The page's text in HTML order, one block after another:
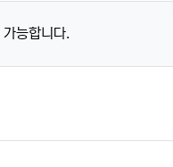
능합니다.